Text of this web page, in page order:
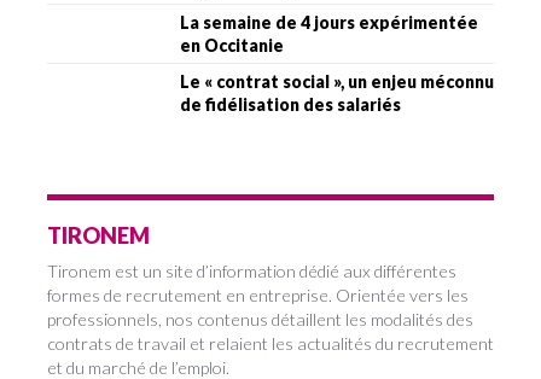
La semaine de 4 jours expérimentée
en Occitanie
Le « contrat social », un enjeu méconnu
de fidélisation des salariés
TIRONEM
Tironem est un site d’information dédié aux différentes
formes de recrutement en entreprise. Orientée vers les
professionnels, nos contenus détaillent les modalités des
contrats de travail et relaient les actualités du recrutement
et du marché de l’emploi.